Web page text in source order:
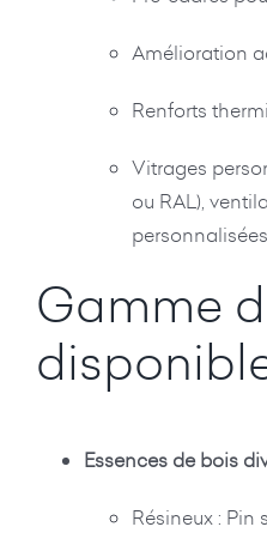
Amélioration
Renforts
Vitrages
ou RAL),
personnalisées
Gamme
Essences de bois
Résineux : Pin